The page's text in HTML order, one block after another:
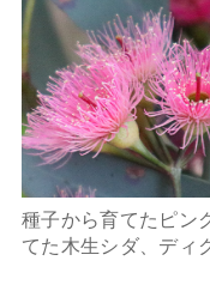
種子から育てたピン
てた木生シダ、ディ